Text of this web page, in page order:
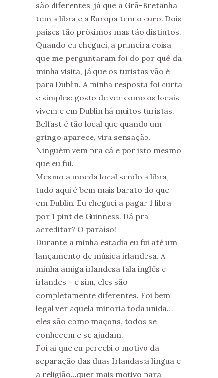
são diferentes, já que a Grã-Bretanha
tem a libra e a Europa tem o euro. Dois
países tão próximos mas tão distintos.
Quando eu cheguei, a primeira coisa
que me perguntaram foi do por quê da
minha visita, já que os turistas vão é
para Dublin. A minha resposta foi curta
e simples: gosto de ver como os locais
vivem e em Dublin há muitos turistas.
Belfast é tão local que quando um
gringo aparece, vira sensação.
Ninguém vem pra cá e por isto mesmo
que eu fui.
Mesmo a moeda local sendo a libra,
tudo aqui é bem mais barato do que
em Dublin. Eu cheguei a pagar 1 libra
por 1 pint de Guinness. Dá pra
acreditar? O paraíso!
Durante a minha estadia eu fui até um
lançamento de música irlandesa. A
minha amiga irlandesa fala inglês e
irlandes – e sim, eles são
completamente diferentes. Foi bem
legal ver aquela minoria toda unida…
eles são como maçons, todos se
conhecem e se ajudam.
Foi aí que eu percebi o motivo da
separação das duas Irlandas:a língua e
a religião…quer mais motivo para